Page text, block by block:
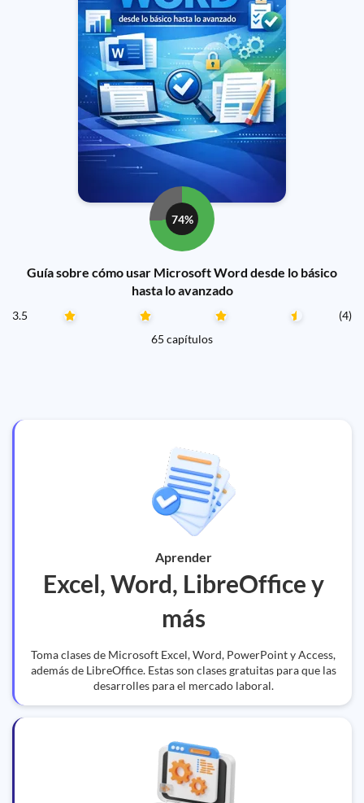
74%
Guía sobre cómo usar Microsoft Word desde lo básico
hasta lo avanzado
3.5
(4)
65 capítulos
Aprender
Excel, Word, LibreOffice y
más
Toma clases de Microsoft Excel, Word, PowerPoint y Access,
además de LibreOffice. Estas son clases gratuitas para que las
desarrolles para el mercado laboral.